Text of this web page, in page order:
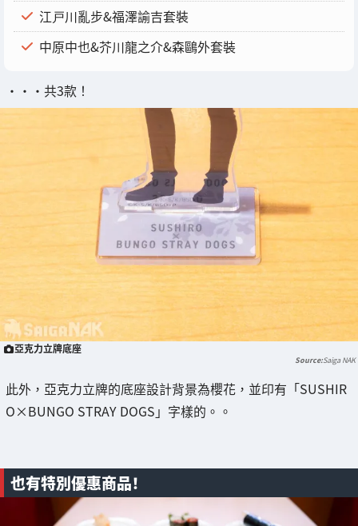
江戸川亂步&福澤諭吉套裝
中原中也&芥川龍之介&森鷗外套裝
・・・共3款！
亞克力立牌底座
Saiga NAK
此外，亞克力立牌的底座設計背景為櫻花，並印有「SUSHIR
O×BUNGO STRAY DOGS」字樣的。。
也有特別優惠商品！